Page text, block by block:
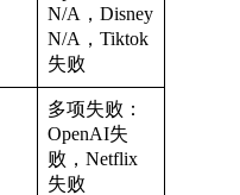
N/A，Disney
N/A，Tiktok
失败
多项失败：
OpenAI失
败，Netflix
失败